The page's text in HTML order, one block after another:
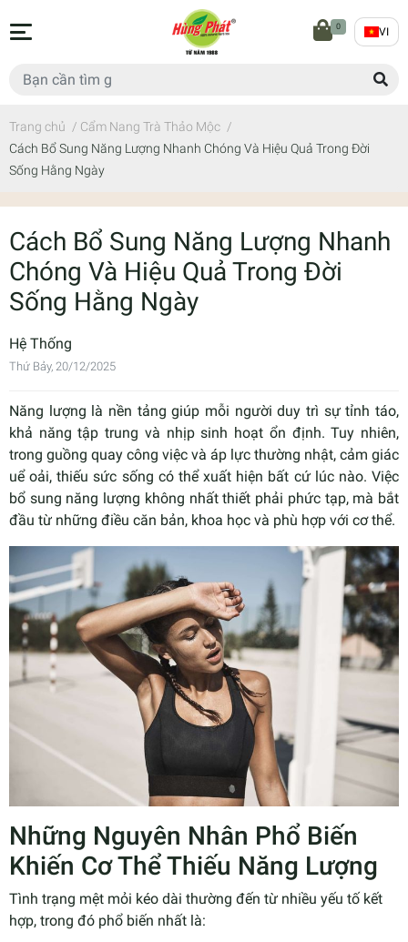
0 VI
Trang chủ / Cẩm Nang Trà Thảo Mộc /
Cách Bổ Sung Năng Lượng Nhanh Chóng Và Hiệu Quả Trong Đời
Sống Hằng Ngày
Cách Bổ Sung Năng Lượng Nhanh
Chóng Và Hiệu Quả Trong Đời
Sống Hằng Ngày
Hệ Thống
Thứ Bảy, 20/12/2025
Năng lượng là nền tảng giúp mỗi người duy trì sự tỉnh táo,
khả năng tập trung và nhịp sinh hoạt ổn định. Tuy nhiên,
trong guồng quay công việc và áp lực thường nhật, cảm giác
uể oải, thiếu sức sống có thể xuất hiện bất cứ lúc nào. Việc
bổ sung năng lượng không nhất thiết phải phức tạp, mà bắt
đầu từ những điều căn bản, khoa học và phù hợp với cơ thể.
Những Nguyên Nhân Phổ Biến
Khiến Cơ Thể Thiếu Năng Lượng
Tình trạng mệt mỏi kéo dài thường đến từ nhiều yếu tố kết
hợp, trong đó phổ biến nhất là: